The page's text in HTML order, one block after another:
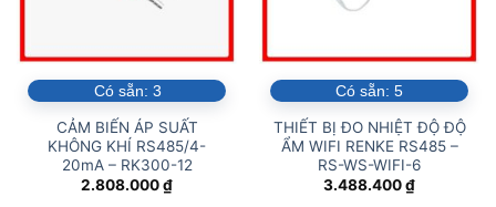
Có sẵn: 3
CẢM BIẾN ÁP SUẤT
KHÔNG KHÍ RS485/4-
20mA – RK300-12
2.808.000₫
Có sẵn: 5
THIẾT BỊ ĐO NHIỆT ĐỘ ĐỘ
ẨM WIFI RENKE RS485 –
RS-WS-WIFI-6
3.488.400₫